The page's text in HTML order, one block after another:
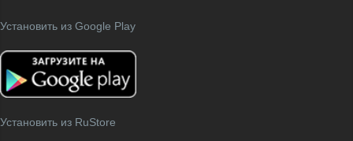
Установить из Google Play
Установить из RuStore